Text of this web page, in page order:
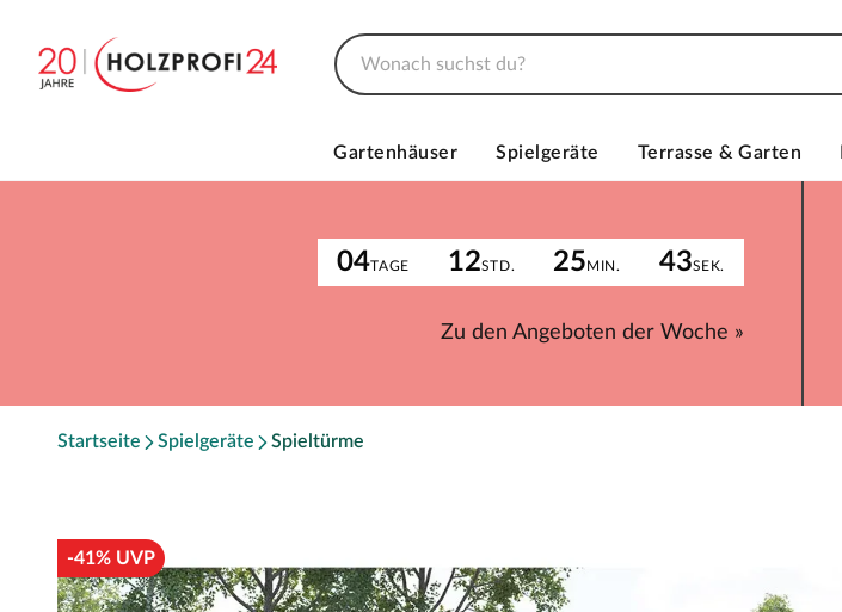
Gartenhäuser Spielgeräte Terrasse & Garten
04TAGE 12STD. 25MIN. 43SEK.
Zu den Angeboten der Woche »
Startseite Spielgeräte Spieltürme
-41% UVP